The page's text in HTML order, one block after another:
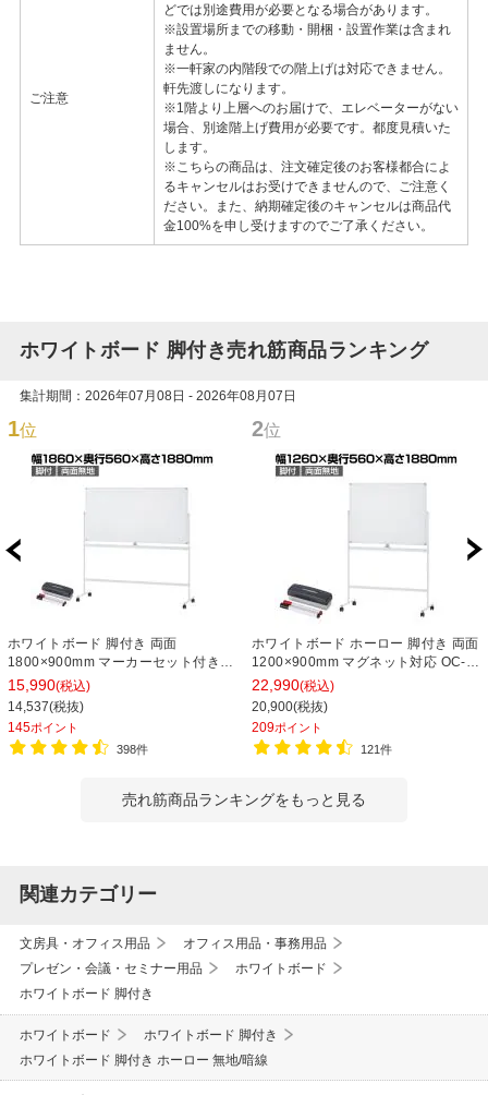
ご注意
どでは別途費用が必要となる場合があります。
※設置場所までの移動・開梱・設置作業は含まれ
ません。
※一軒家の内階段での階上げは対応できません。
軒先渡しになります。
※1階より上層へのお届けで、エレベーターがない
場合、別途階上げ費用が必要です。都度見積いた
します。
※こちらの商品は、注文確定後のお客様都合によ
るキャンセルはお受けできませんので、ご注意く
ださい。また、納期確定後のキャンセルは商品代
金100%を申し受けますのでご了承ください。
ホワイトボード 脚付き売れ筋商品ランキング
集計期間：2026年07月08日 - 2026年08月07日
1位
ホワイトボード 脚付き 両面
1800×900mm マーカーセット付き
マグネット対応 OC-WB1890R2 白板
15,990(税込)
14,537(税抜)
145ポイント
398件
2位
ホワイトボード ホーロー 脚付き 両面
1200×900mm マグネット対応 OC-
WBH1290R2 白板
22,990(税込)
20,900(税抜)
209ポイント
121件
売れ筋商品ランキングをもっと見る
関連カテゴリー
文房具・オフィス用品
オフィス用品・事務用品
プレゼン・会議・セミナー用品
ホワイトボード
ホワイトボード 脚付き
ホワイトボード
ホワイトボード 脚付き
ホワイトボード 脚付き ホーロー 無地/暗線